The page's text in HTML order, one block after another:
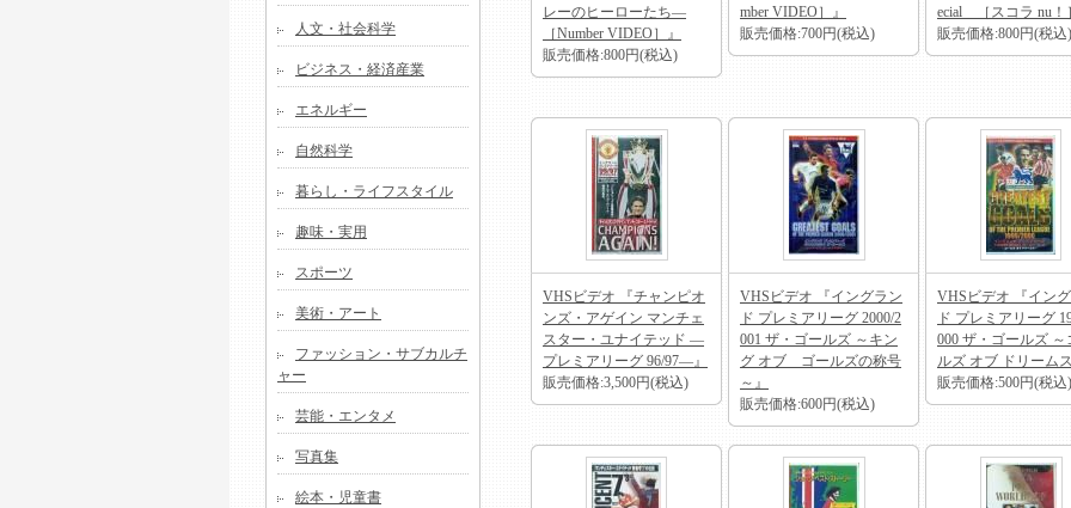
人文・社会科学
ビジネス・経済産業
エネルギー
自然科学
暮らし・ライフスタイル
趣味・実用
スポーツ
美術・アート
ファッション・サブカルチ
ャー
芸能・エンタメ
写真集
絵本・児童書
レーのヒーローたち―
［Number VIDEO］』
販売価格:800円(税込)
mber VIDEO］』
販売価格:700円(税込)
ecial ［スコラ nu！
販売価格:800円(税込)
VHSビデオ 『チャンピオ
ンズ・アゲイン マンチェ
スター・ユナイテッド ―
プレミアリーグ 96/97―』
販売価格:3,500円(税込)
VHSビデオ 『イングラン
ド プレミアリーグ 2000/2
001 ザ・ゴールズ ～キン
グ オブ ゴールズの称号
～』
販売価格:600円(税込)
VHSビデオ 『イン
ド プレミアリーグ
000 ザ・ゴールズ ～
ルズ オブ ドリーム
販売価格:500円(税込)